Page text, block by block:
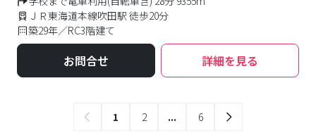
ＪＲ東海道本線吹田駅 徒歩20分
築29年／RC3階建て
お問合せ 詳細を見る
1 2 ... 6